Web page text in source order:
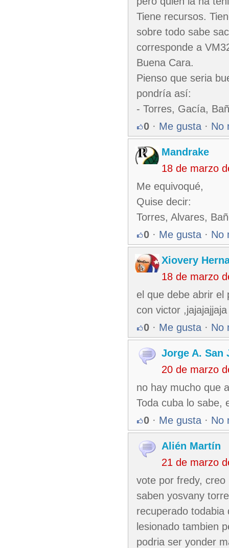
Tiene recursos.
sobre todo sabe
corresponde a
Buena Cara.
Pienso que seria
pondría así:
- Torres, Gacía,
0 · Me gusta · No
Mandrake
18 de marzo
Me equivoqué,
Quise decir:
Torres, Alvares,
0 · Me gusta · No
Xiovery
18 de marzo
el que debe abrir el
con victor ,jajajajjaja
0 · Me gusta · No
Jorge A. San
20 de marzo
no hay mucho que
Toda cuba lo sabe,
0 · Me gusta · No
Alién Martín
21 de marzo
vote por fredy,
saben yosvany
recuperado
lesionado tambien
podria ser yonder